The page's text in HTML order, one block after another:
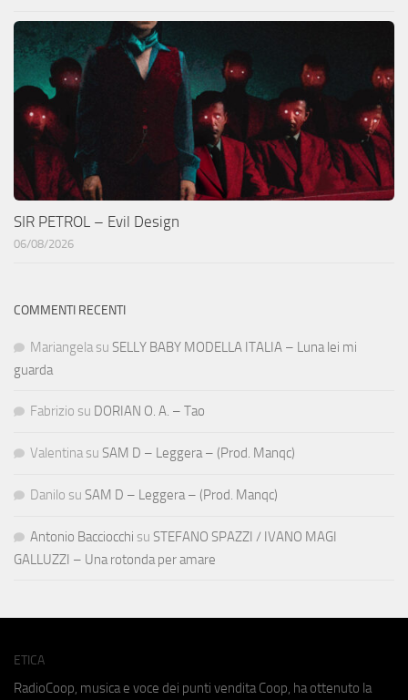
SIR PETROL – Evil Design
06/08/2026
COMMENTI RECENTI
Mariangela su SELLY BABY MODELLA ITALIA – Luna lei mi
guarda
Fabrizio su DORIAN O. A. – Tao
Valentina su SAM D – Leggera – (Prod. Manqc)
Danilo su SAM D – Leggera – (Prod. Manqc)
Antonio Bacciocchi su STEFANO SPAZZI / IVANO MAGI
GALLUZZI – Una rotonda per amare
ETICA
RadioCoop, musica e voce dei punti vendita Coop, ha ottenuto la